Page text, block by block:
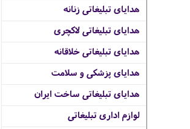
هدایای تبلیغاتی زنانه
هدایای تبلیغاتی لاکچری
هدایای تبلیغاتی خلاقانه
هدایای پزشکی و سلامت
هدایای تبلیغاتی ساخت ایران
لوازم اداری تبلیغاتی